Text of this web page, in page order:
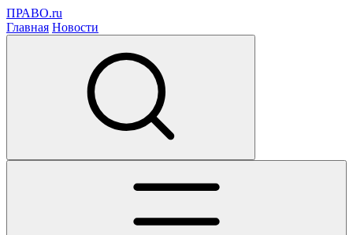
ПРАВО.ru
Главная Новости